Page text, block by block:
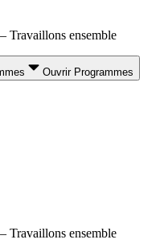
Travaillons ensemble
Ouvrir Programmes
Travaillons ensemble